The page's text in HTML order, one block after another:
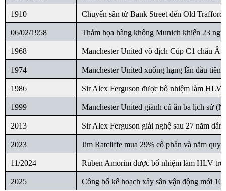
1910 Chuyển sân từ Bank Street đến Old Trafford
06/02/1958 Thảm họa hàng không Munich khiến 23
1968 Manchester United vô địch Cúp C1 châu Âu
1974 Manchester United xuống hạng lần đầu tiên
1986 Sir Alex Ferguson được bổ nhiệm làm HLV
1999 Manchester United giành cú ăn ba lịch sử
2013 Sir Alex Ferguson giải nghệ sau 27 năm dẫn
2023 Jim Ratcliffe mua 29% cổ phần và nắm
11/2024 Ruben Amorim được bổ nhiệm làm HLV
2025 Công bố kế hoạch xây sân vận động mới